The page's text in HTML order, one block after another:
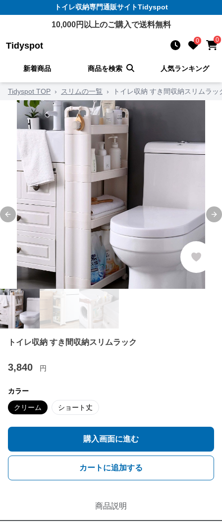
トイレ収納専門通販サイトTidyspot
10,000円以上のご購入で送料無料
Tidyspot 0 0
新着商品 商品を検索 人気ランキング
Tidyspot TOP › スリムの一覧 › トイレ収納 すき間収納スリムラッ
Previous slide
トイレ収納 すき間収納スリムラック
3,840 円
カラー
クリーム ショート丈
購入画面に進む
カートに追加する
商品説明